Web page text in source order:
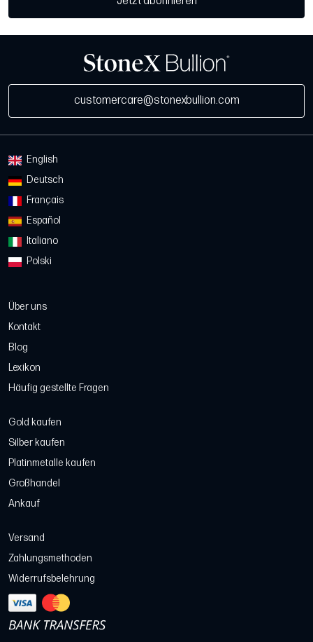
customercare@stonexbullion.com
English
Deutsch
Français
Español
Italiano
Polski
Über uns
Kontakt
Blog
Lexikon
Häufig gestellte Fragen
Gold kaufen
Silber kaufen
Platinmetalle kaufen
Großhandel
Ankauf
Versand
Zahlungsmethoden
Widerrufsbelehrung